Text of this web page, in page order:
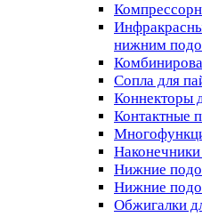
нижним
Сопла для
Коннекторы
Контактные
Нижние
Нижние
Обжигалки